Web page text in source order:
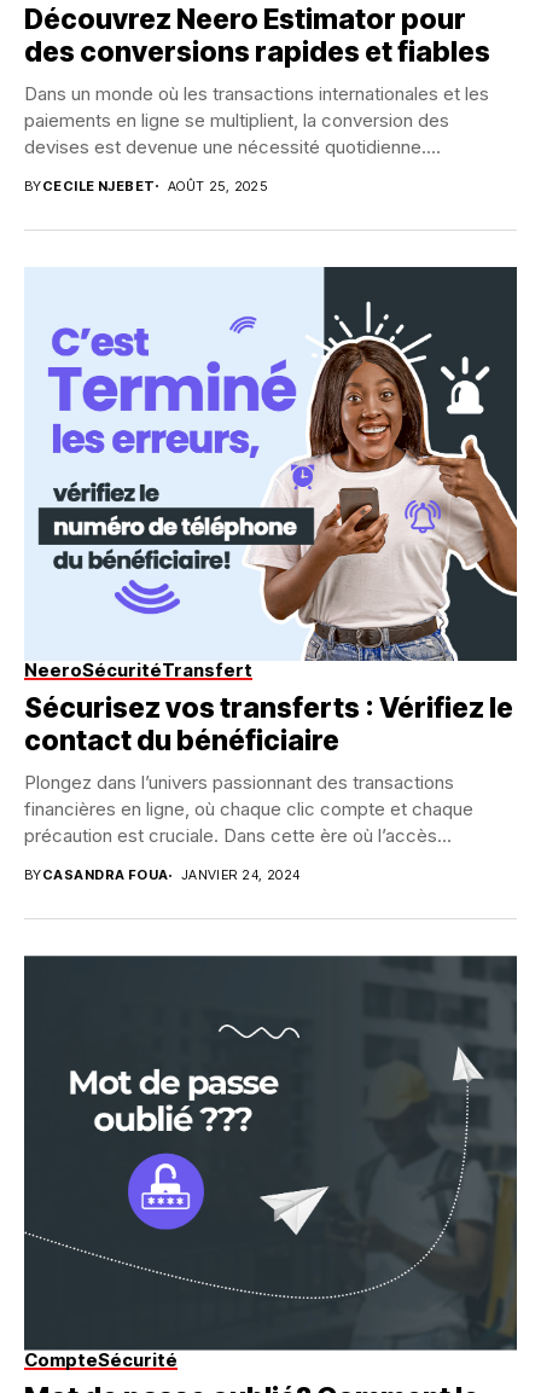
Découvrez Neero Estimator pour
des conversions rapides et fiables
Dans un monde où les transactions internationales et les
paiements en ligne se multiplient, la conversion des
devises est devenue une nécessité quotidienne....
BYCECILE NJEBET AOÛT 25, 2025
NeeroSécuritéTransfert
Sécurisez vos transferts : Vérifiez le
contact du bénéficiaire
Plongez dans l’univers passionnant des transactions
financières en ligne, où chaque clic compte et chaque
précaution est cruciale. Dans cette ère où l’accès...
BYCASANDRA FOUA JANVIER 24, 2024
CompteSécurité